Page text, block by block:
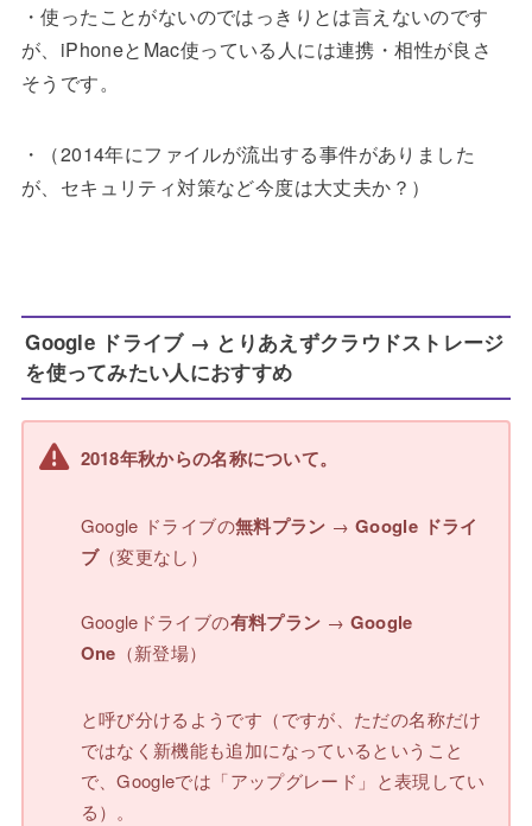
・使ったことがないのではっきりとは言えないのです
が、iPhoneとMac使っている人には連携・相性が良さ
そうです。
・（2014年にファイルが流出する事件がありました
が、セキュリティ対策など今度は大丈夫か？）
Google ドライブ → とりあえずクラウドストレージ
を使ってみたい人におすすめ
2018年秋からの名称について。
Google ドライブの無料プラン → Google ドライ
ブ（変更なし）
Googleドライブの有料プラン → Google
One （新登場）
と呼び分けるようです（ですが、ただの名称だけ
ではなく新機能も追加になっているということ
で、Googleでは「アップグレード」と表現してい
る）。